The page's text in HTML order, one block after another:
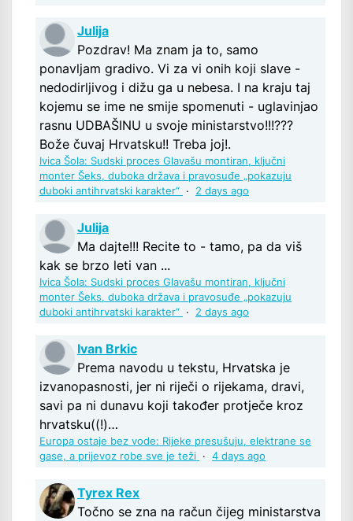
Julija
Pozdrav! Ma znam ja to, samo
ponavljam gradivo. Vi za vi onih koji slave -
nedodirljivog i dižu ga u nebesa. I na kraju taj
kojemu se ime ne smije spomenuti - uglavinjao
rasnu UDBAŠINU u svoje ministarstvo!!!???
Bože čuvaj Hrvatsku!! Treba joj!.
Ivica Šola: Sudski proces Glavašu montiran, ključni
monter Šeks, duboka država i pravosuđe „pokazuju
duboki antihrvatski karakter“ · 2 days ago
Julija
Ma dajte!!! Recite to - tamo, pa da viš
kak se brzo leti van ...
Ivica Šola: Sudski proces Glavašu montiran, ključni
monter Šeks, duboka država i pravosuđe „pokazuju
duboki antihrvatski karakter“ · 2 days ago
Ivan Brkic
Prema navodu u tekstu, Hrvatska je
izvanopasnosti, jer ni riječi o rijekama, dravi,
savi pa ni dunavu koji također protječe kroz
hrvatsku((!)…
Europa ostaje bez vode: Rijeke presušuju, elektrane se
gase, a prijevoz robe sve je teži · 4 days ago
Tyrex Rex
Točno se zna na račun čijeg ministarstva